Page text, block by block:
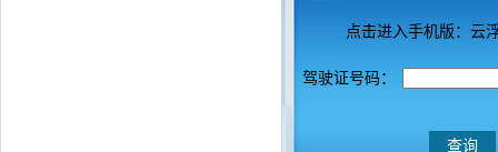
点击进入手机版：云
驾驶证号码：